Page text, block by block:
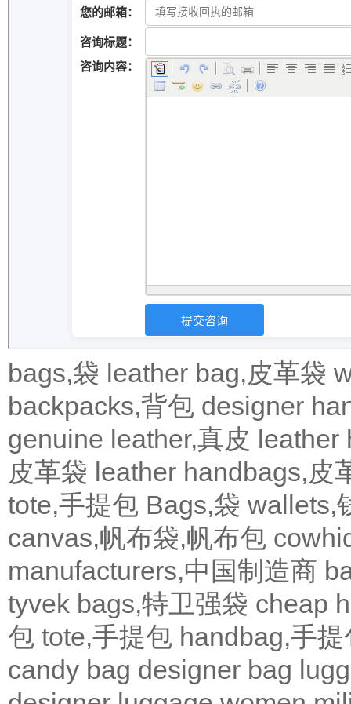
bags,袋 leather bag,皮革袋
backpacks,背包 designer
genuine leather,真皮 leather
皮革袋 leather handbags,皮
tote,手提包 Bags,袋 wallets,
canvas,帆布袋,帆布包
manufacturers,中国制造商
tyvek bags,特卫强袋 cheap
包 tote,手提包 handbag,手提
candy bag designer bag